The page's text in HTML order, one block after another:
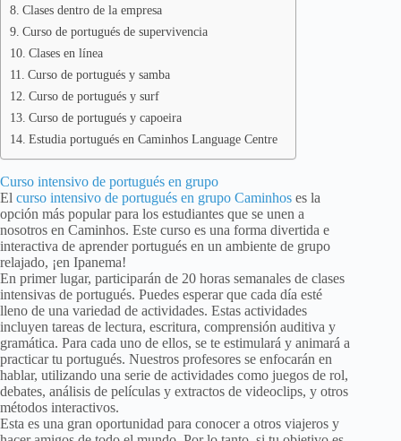
Clases dentro de la empresa
Curso de portugués de supervivencia
Clases en línea
Curso de portugués y samba
Curso de portugués y surf
Curso de portugués y capoeira
Estudia portugués en Caminhos Language Centre
Curso intensivo de portugués en grupo
El curso intensivo de portugués en grupo Caminhos es la
opción más popular para los estudiantes que se unen a
nosotros en Caminhos. Este curso es una forma divertida e
interactiva de aprender portugués en un ambiente de grupo
relajado, ¡en Ipanema!
En primer lugar, participarán de 20 horas semanales de clases
intensivas de portugués. Puedes esperar que cada día esté
lleno de una variedad de actividades. Estas actividades
incluyen tareas de lectura, escritura, comprensión auditiva y
gramática. Para cada uno de ellos, se te estimulará y animará a
practicar tu portugués. Nuestros profesores se enfocarán en
hablar, utilizando una serie de actividades como juegos de rol,
debates, análisis de películas y extractos de videoclips, y otros
métodos interactivos.
Esta es una gran oportunidad para conocer a otros viajeros y